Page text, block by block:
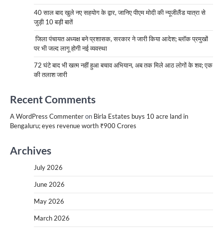
40 साल बाद खुले नए सहयोग के द्वार, जानिए पीएम मोदी की न्यूजीलैंड यात्रा से
जुड़ी 10 बड़ी बातें
जिला पंचायत अध्यक्ष बने प्रशासक, सरकार ने जारी किया आदेश; ब्लॉक प्रमुखों
पर भी जल्द लागू होगी नई व्यवस्था
72 घंटे बाद भी खत्म नहीं हुआ बचाव अभियान, अब तक मिले आठ लोगों के शव; एक
की तलाश जारी
Recent Comments
A WordPress Commenteron Birla Estates buys 10 acre land in
Bengaluru; eyes revenue worth ₹900 Crores
Archives
July 2026
June 2026
May 2026
March 2026